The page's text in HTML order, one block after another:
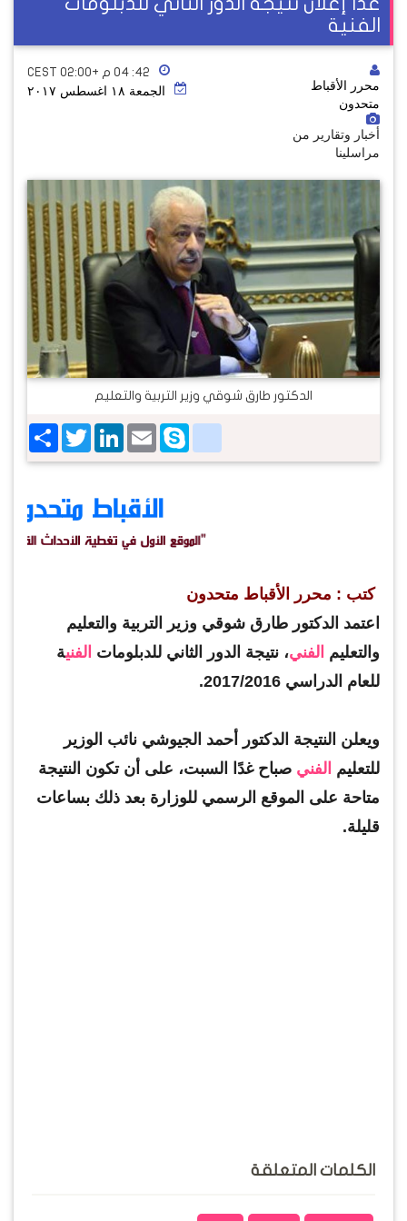
الفنية
محرر الأقباط
متحدون
أخبار وتقارير من
مراسلينا
٤٢: ٠٤ م +02:00 CEST
الجمعة ١٨ اغسطس ٢٠١٧
الدكتور طارق شوقي وزير التربية والتعليم
ShareTwitterLinkedIn EmailSkype
google_bookmarks
كتب : محرر الأقباط متحدون
اعتمد الدكتور طارق شوقي وزير التربية والتعليم
والتعليم الفني، نتيجة الدور الثاني للدبلومات الفنية
للعام الدراسي 2017/2016.
ويعلن النتيجة الدكتور أحمد الجيوشي نائب الوزير
للتعليم الفني صباح غدًا السبت، على أن تكون النتيجة
متاحة على الموقع الرسمي للوزارة بعد ذلك بساعات
قليلة.
الكلمات المتعلقة